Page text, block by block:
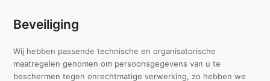
Beveiliging
Wij hebben passende technische en organisatorische
maatregelen genomen om persoonsgegevens van u te
beschermen tegen onrechtmatige verwerking, zo hebben we